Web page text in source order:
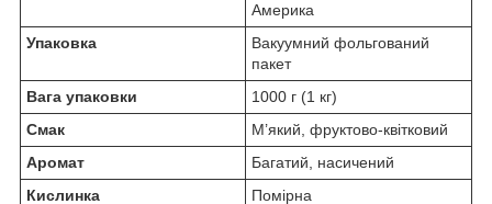
Америка
Упаковка
Вакуумний фольгований
пакет
Вага упаковки
1000 г (1 кг)
Смак
М’який, фруктово-квітковий
Аромат
Багатий, насичений
Кислинка
Помірна